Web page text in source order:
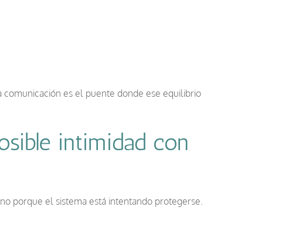
comunicación es el puente donde ese equilibrio
intimidad con
porque el sistema está intentando protegerse.